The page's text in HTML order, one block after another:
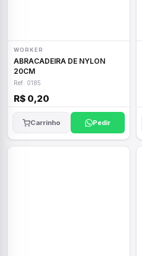
WORKER
ABRACADEIRA DE NYLON
20CM
Ref: 0185
R$ 0,20
Carrinho Pedir